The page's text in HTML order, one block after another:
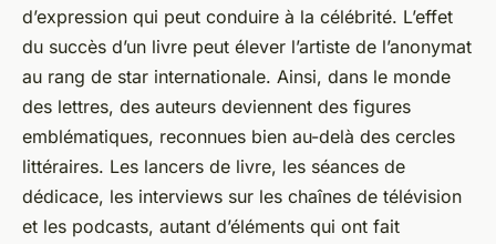
d’expression qui peut conduire à la célébrité. L’effet
du succès d’un livre peut élever l’artiste de l’anonymat
au rang de star internationale. Ainsi, dans le monde
des lettres, des auteurs deviennent des figures
emblématiques, reconnues bien au-delà des cercles
littéraires. Les lancers de livre, les séances de
dédicace, les interviews sur les chaînes de télévision
et les podcasts, autant d’éléments qui ont fait